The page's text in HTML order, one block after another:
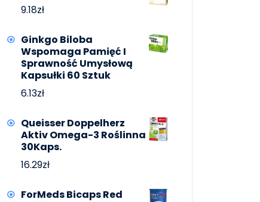
9.18zł
Ginkgo Biloba
Wspomaga Pamięć I
Sprawność Umysłową
Kapsułki 60 Sztuk
6.13zł
Queisser Doppelherz
Aktiv Omega-3 Roślinna
30Kaps.
16.29zł
ForMeds Bicaps Red